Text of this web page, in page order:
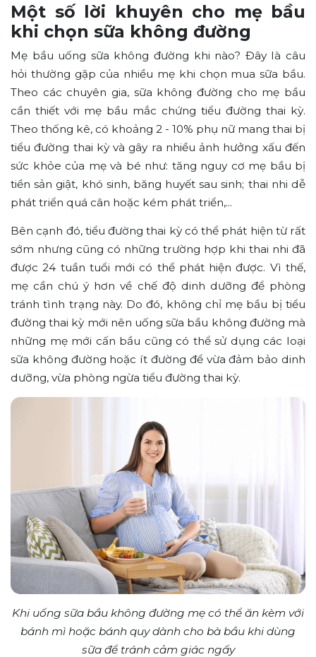
Một số lời khuyên cho mẹ bầu
khi chọn sữa không đường
Mẹ bầu uống sữa không đường khi nào? Đây là câu
hỏi thường gặp của nhiều mẹ khi chọn mua sữa bầu.
Theo các chuyên gia, sữa không đường cho mẹ bầu
cần thiết với mẹ bầu mắc chứng tiểu đường thai kỳ.
Theo thống kê, có khoảng 2 - 10% phụ nữ mang thai bị
tiểu đường thai kỳ và gây ra nhiều ảnh hưởng xấu đến
sức khỏe của mẹ và bé như: tăng nguy cơ mẹ bầu bị
tiền sản giật, khó sinh, băng huyết sau sinh; thai nhi dễ
phát triển quá cân hoặc kém phát triển,...
Bên cạnh đó, tiểu đường thai kỳ có thể phát hiện từ rất
sớm nhưng cũng có những trường hợp khi thai nhi đã
được 24 tuần tuổi mới có thể phát hiện được. Vì thế,
mẹ cần chú ý hơn về chế độ dinh dưỡng để phòng
tránh tình trạng này. Do đó, không chỉ mẹ bầu bị tiểu
đường thai kỳ mới nên uống sữa bầu không đường mà
những mẹ mới cấn bầu cũng có thể sử dụng các loại
sữa không đường hoặc ít đường để vừa đảm bảo dinh
dưỡng, vừa phòng ngừa tiểu đường thai kỳ.
Khi uống sữa bầu không đường mẹ có thể ăn kèm với
bánh mì hoặc bánh quy dành cho bà bầu khi dùng
sữa để tránh cảm giác ngấy